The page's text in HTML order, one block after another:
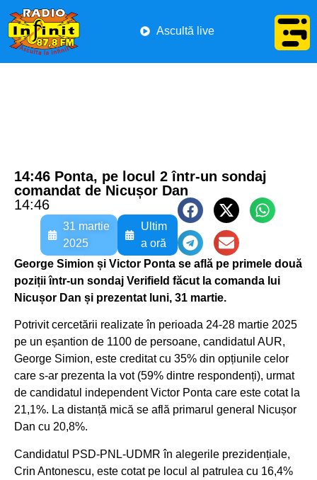
Ascultă live
14:46 Ponta, pe locul 2 într-un sondaj
comandat de Nicușor Dan
14:46
31 martie
2025
Ultim
a oră
George Simion și Victor Ponta se află pe primele două
poziții într-un sondaj Verifield făcut la comanda lui
Nicușor Dan și prezentat luni, 31 martie.
Potrivit cercetării realizate în perioada 24-28 martie 2025
pe un eșantion de 1100 de persoane, candidatul AUR,
George Simion, este creditat cu 35% din opțiunile celor
care s-ar prezenta la vot (59% dintre respondenți), urmat
de candidatul independent Victor Ponta care este cotat la
21,1%. La distanță mică se află primarul general Nicușor
Dan cu 20,8%.
Candidatul PSD-PNL-UDMR în alegerile prezidențiale,
Crin Antonescu, este cotat pe locul al patrulea cu 16,4%